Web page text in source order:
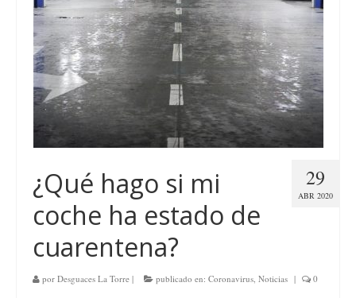
29
ABR 2020
¿Qué hago si mi
coche ha estado de
cuarentena?
por Desguaces La Torre | publicado en: Coronavirus, Noticias | 0